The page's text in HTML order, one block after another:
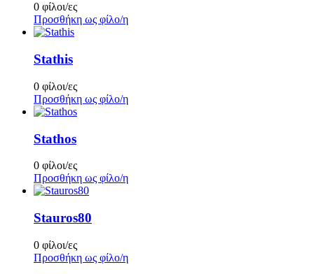
0 φίλοι/ες
Προσθήκη ως φίλο/η
Stathis
0 φίλοι/ες
Προσθήκη ως φίλο/η
Stathos
0 φίλοι/ες
Προσθήκη ως φίλο/η
Stauros80
0 φίλοι/ες
Προσθήκη ως φίλο/η